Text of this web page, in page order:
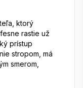
ktorý
rastie už
prístup
stropom, má
smerom,